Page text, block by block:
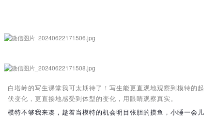
白塔岭的写生课堂我可太期待了！写生能更直观地观察到模特的起
伏变化，更直接地感受到体型的变化，用眼睛观察真实。
模特不够我来凑，趁着当模特的机会明目张胆的摸鱼，小睡一会儿